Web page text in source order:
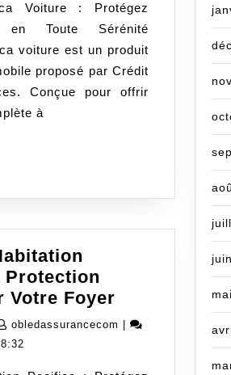
Roulez
en
Toute
Sérénité
Voiture : Protégez
en Toute Sérénité
voiture est un produit
proposé par Crédit
Conçue pour offrir
à
Protection
Votre Foyer
Habitation
obledassurancecom obledassurancecom